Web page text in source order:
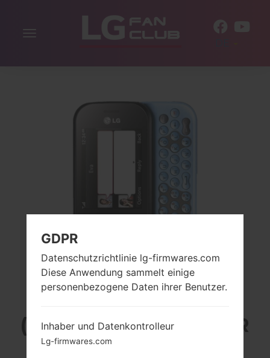
Navigation
LG KS360GO
(LGKS360GO) AUS DER
GDPR
Datenschutzrichtlinie lg-firmwares.com
Diese Anwendung sammelt einige
personenbezogene Daten ihrer Benutzer.
Inhaber und Datenkontrolleur
Lg-firmwares.com